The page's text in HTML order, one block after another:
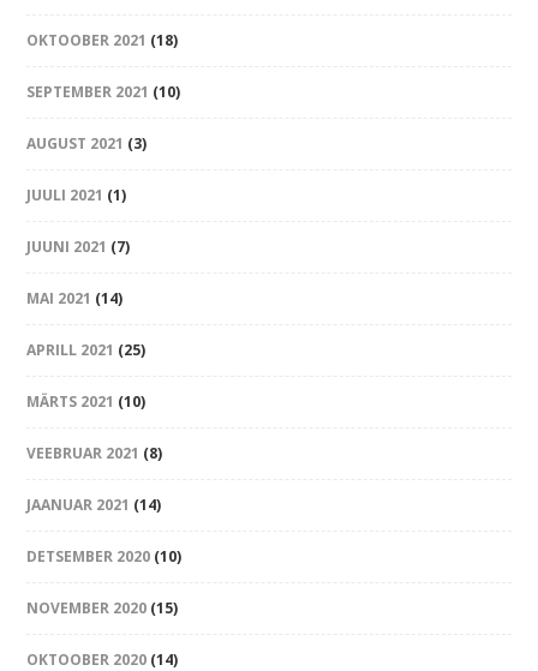
OKTOOBER 2021 (18)
SEPTEMBER 2021 (10)
AUGUST 2021 (3)
JUULI 2021 (1)
JUUNI 2021 (7)
MAI 2021 (14)
APRILL 2021 (25)
MÄRTS 2021 (10)
VEEBRUAR 2021 (8)
JAANUAR 2021 (14)
DETSEMBER 2020 (10)
NOVEMBER 2020 (15)
OKTOOBER 2020 (14)